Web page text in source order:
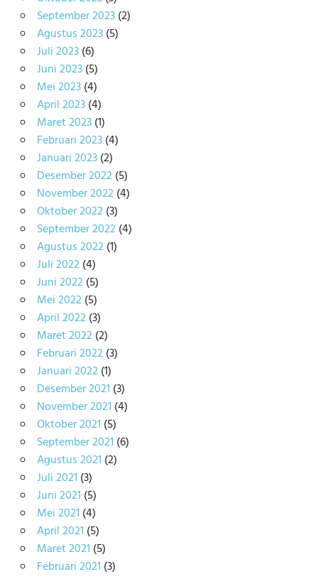
September 2023(2)
Agustus 2023(5)
Juli 2023(6)
Juni 2023(5)
Mei 2023(4)
April 2023(4)
Maret 2023(1)
Februari 2023(4)
Januari 2023(2)
Desember 2022(5)
November 2022(4)
Oktober 2022(3)
September 2022(4)
Agustus 2022(1)
Juli 2022(4)
Juni 2022(5)
Mei 2022(5)
April 2022(3)
Maret 2022(2)
Februari 2022(3)
Januari 2022(1)
Desember 2021 (3)
November 2021 (4)
Oktober 2021 (5)
September 2021 (6)
Agustus 2021 (2)
Juli 2021 (3)
Juni 2021 (5)
Mei 2021 (4)
April 2021 (5)
Maret 2021 (5)
Februari 2021 (3)